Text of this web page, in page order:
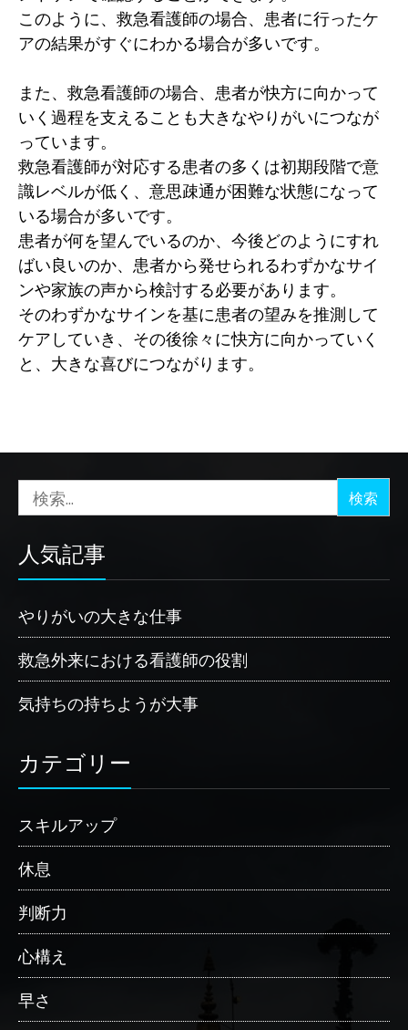
このように、救急看護師の場合、患者に行ったケ
アの結果がすぐにわかる場合が多いです。
また、救急看護師の場合、患者が快方に向かって
いく過程を支えることも大きなやりがいにつなが
っています。
救急看護師が対応する患者の多くは初期段階で意
識レベルが低く、意思疎通が困難な状態になって
いる場合が多いです。
患者が何を望んでいるのか、今後どのようにすれ
ばい良いのか、患者から発せられるわずかなサイ
ンや家族の声から検討する必要があります。
そのわずかなサインを基に患者の望みを推測して
ケアしていき、その後徐々に快方に向かっていく
と、大きな喜びにつながります。
索:
人気記事
やりがいの大きな仕事
救急外来における看護師の役割
気持ちの持ちようが大事
カテゴリー
スキルアップ
休息
判断力
心構え
早さ